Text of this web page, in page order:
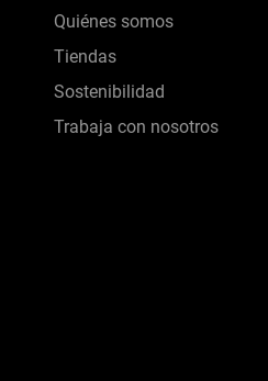
Quiénes somos
Tiendas
Sostenibilidad
Trabaja con nosotros